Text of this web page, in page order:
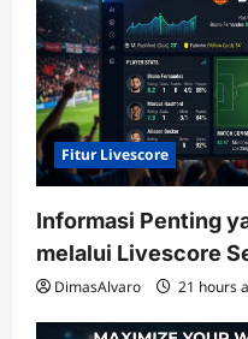
Fitur Livescore
Informasi Penting
melalui Livescore
DimasAlvaro 21 hours